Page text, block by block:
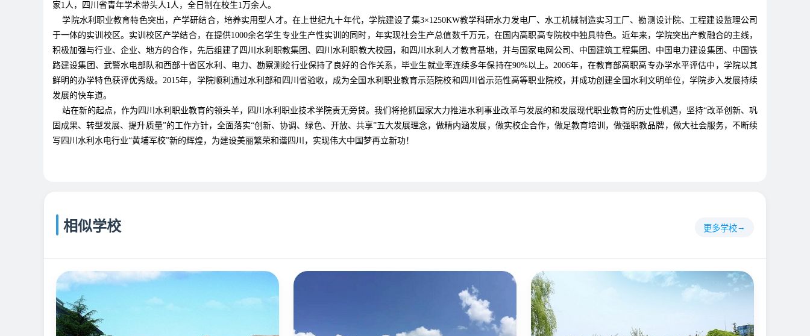
家1人，四川省青年学术带头人1人，全日制在校生1万余人。
学院水利职业教育特色突出，产学研结合，培养实用型人才。在上世纪九十年代，学院建设了集3×1250KW教学科研水力发电厂、水工机械制造实习工厂、勘测设计院、工程建设监理公司
于一体的实训校区。实训校区产学结合，在提供1000余名学生专业生产性实训的同时，年实现社会生产总值数千万元，在国内高职高专院校中独具特色。近年来，学院突出产教融合的主线，
积极加强与行业、企业、地方的合作，先后组建了四川水利职教集团、四川水利职教大校园，和四川水利人才教育基地，并与国家电网公司、中国建筑工程集团、中国电力建设集团、中国铁
路建设集团、武警水电部队和西部十省区水利、电力、勘察测绘行业保持了良好的合作关系，毕业生就业率连续多年保持在90%以上。2006年，在教育部高职高专办学水平评估中，学院以其
鲜明的办学特色获评优秀级。2015年，学院顺利通过水利部和四川省验收，成为全国水利职业教育示范院校和四川省示范性高等职业院校，并成功创建全国水利文明单位，学院步入发展持续
发展的快车道。
站在新的起点，作为四川水利职业教育的领头羊，四川水利职业技术学院责无旁贷。我们将抢抓国家大力推进水利事业改革与发展的和发展现代职业教育的历史性机遇，坚持“改革创新、巩
固成果、转型发展、提升质量”的工作方针，全面落实“创新、协调、绿色、开放、共享”五大发展理念，做精内涵发展，做实校企合作，做足教育培训，做强职教品牌，做大社会服务，不断续
写四川水利水电行业“黄埔军校”新的辉煌，为建设美丽繁荣和谐四川，实现伟大中国梦再立新功！
相似学校 更多学校